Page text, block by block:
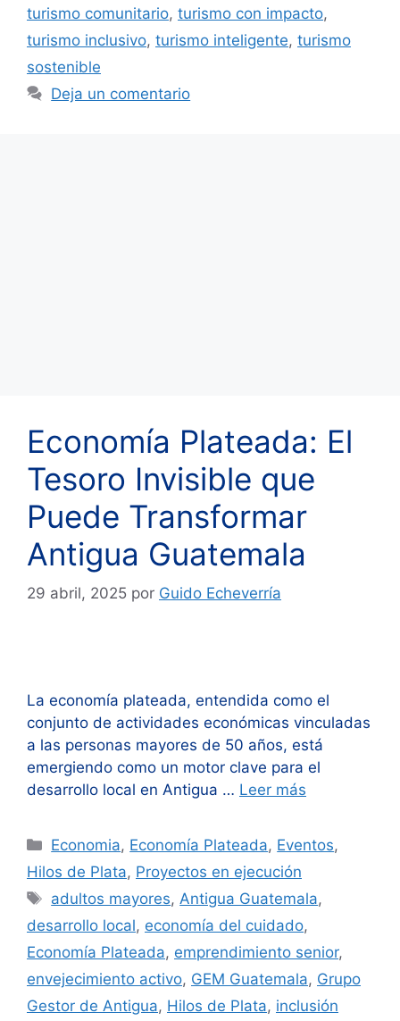
turismo comunitario, turismo con impacto,
turismo inclusivo, turismo inteligente, turismo
sostenible
Deja un comentario
Economía Plateada: El
Tesoro Invisible que
Puede Transformar
Antigua Guatemala
29 abril, 2025 por Guido Echeverría
La economía plateada, entendida como el
conjunto de actividades económicas vinculadas
a las personas mayores de 50 años, está
emergiendo como un motor clave para el
desarrollo local en Antigua … Leer más
Categorías
Economia, Economía Plateada, Eventos,
Hilos de Plata, Proyectos en ejecución
Etiquetas
adultos mayores,Antigua Guatemala,
desarrollo local, economía del cuidado,
Economía Plateada, emprendimiento senior,
envejecimiento activo, GEM Guatemala, Grupo
Gestor de Antigua, Hilos de Plata, inclusión